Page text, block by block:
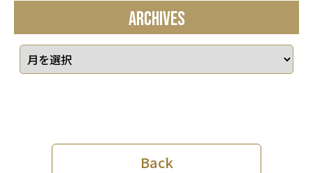
ARCHIVES
Back